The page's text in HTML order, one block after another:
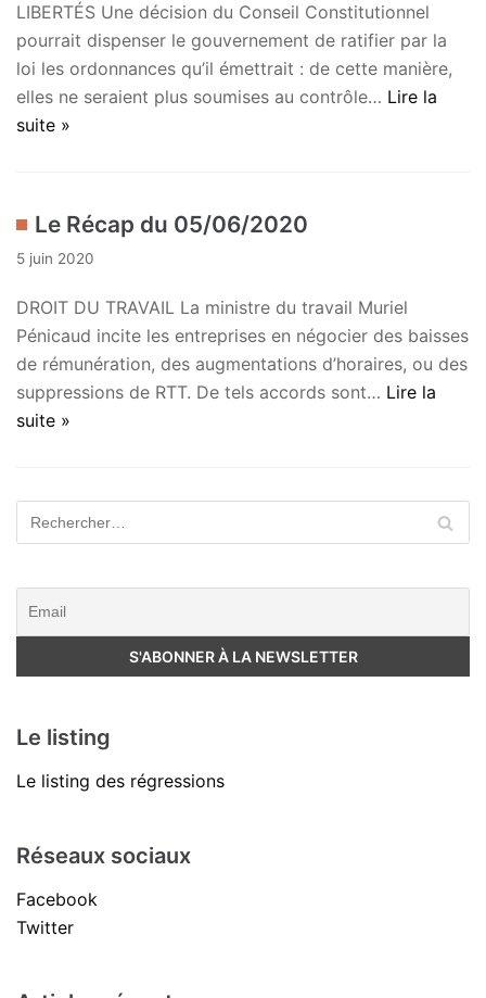
LIBERTÉS Une décision du Conseil Constitutionnel
pourrait dispenser le gouvernement de ratifier par la
loi les ordonnances qu’il émettrait : de cette manière,
elles ne seraient plus soumises au contrôle… Lire la
suite »
Le Récap du 05/06/2020
5 juin 2020
DROIT DU TRAVAIL La ministre du travail Muriel
Pénicaud incite les entreprises en négocier des baisses
de rémunération, des augmentations d’horaires, ou des
suppressions de RTT. De tels accords sont… Lire la
suite »
Le listing
Le listing des régressions
Réseaux sociaux
Facebook
Twitter